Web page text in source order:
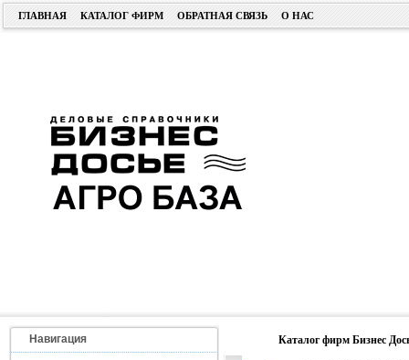
ГЛАВНАЯ КАТАЛОГ ФИРМ ОБРАТНАЯ СВЯЗЬ О НАС
Навигация Каталог фирм Бизнес